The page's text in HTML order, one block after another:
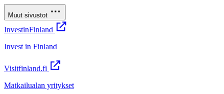
Muut sivustot
InvestinFinland
Invest in Finland
Visitfinland.fi
Matkailualan yritykset